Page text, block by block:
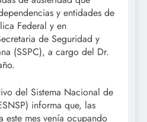
y entidades de
Federal y en
de Seguridad y
(SSPC), a cargo del Dr.
del Sistema Nacional de
informa que, las
este mes venía ocupando